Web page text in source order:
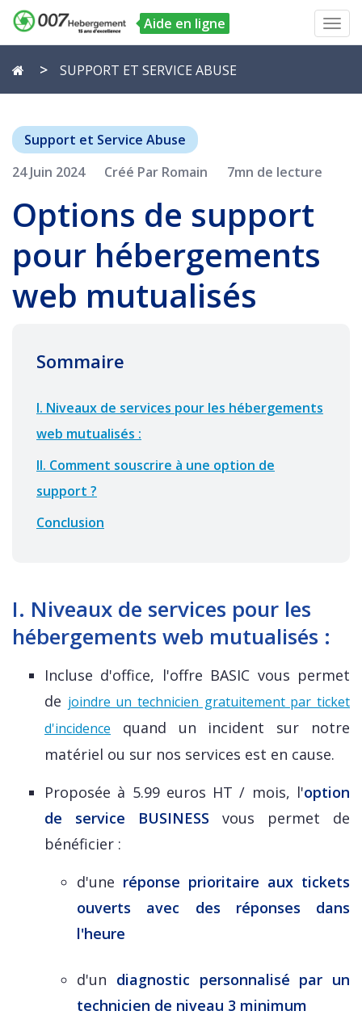
Aide en ligne
SUPPORT ET SERVICE ABUSE
Support et Service Abuse
24 Juin 2024
Créé Par Romain 7mn de lecture
Options de support
pour hébergements
web mutualisés
Sommaire
I. Niveaux de services pour les hébergements
web mutualisés :
II. Comment souscrire à une option de
support ?
Conclusion
I. Niveaux de services pour les
hébergements web mutualisés :
Incluse d'office, l'offre BASIC vous permet
de joindre un technicien gratuitement par ticket
d'incidence quand un incident sur notre
matériel ou sur nos services est en cause.
Proposée à 5.99 euros HT / mois, l'option
de service BUSINESS vous permet de
bénéficier :
d'une réponse prioritaire aux tickets
ouverts avec des réponses dans
l'heure
d'un diagnostic personnalisé par un
technicien de niveau 3 minimum